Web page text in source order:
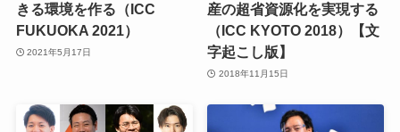
きる環境を作る（ICC
FUKUOKA 2021）
2021年5月17日
産の超省資源化を実現する
（ICC KYOTO 2018）【文
字起こし版】
2018年11月15日